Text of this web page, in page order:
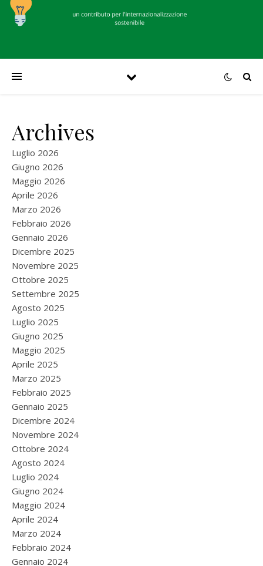
Archives
Luglio 2026
Giugno 2026
Maggio 2026
Aprile 2026
Marzo 2026
Febbraio 2026
Gennaio 2026
Dicembre 2025
Novembre 2025
Ottobre 2025
Settembre 2025
Agosto 2025
Luglio 2025
Giugno 2025
Maggio 2025
Aprile 2025
Marzo 2025
Febbraio 2025
Gennaio 2025
Dicembre 2024
Novembre 2024
Ottobre 2024
Agosto 2024
Luglio 2024
Giugno 2024
Maggio 2024
Aprile 2024
Marzo 2024
Febbraio 2024
Gennaio 2024